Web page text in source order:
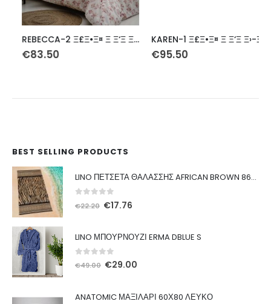
REBECCA-2 Ξ£Ξ•Ξ¤ Ξ Ξ‘Ξ Ξ›-ΞΞ—ΞΞ— Ξ¥Ξ Ξ•Ξ΅Ξ” 230Ξ§240 3Ξ¤Ξ•Ξ (ΞΞΞ¥Ξ¤Ξ™)
83.50
KAREN-1 Ξ£Ξ•Ξ¤ Ξ Ξ‘Ξ Ξ›-ΞΞ—ΞΞ— KING 260X240 3Ξ¤Ξ•Ξ (ΞΞΞ¥Ξ¤Ξ™)
95.50
BEST SELLING PRODUCTS
LINO ΠΕΤΣΕΤΑ ΘΑΛΑΣΣΗΣ AFRICAN BROWN 86X160
out of 5
€22.20 Original
€17.76
LINO ΜΠΟΥΡΝΟΥΖΙ ERMA DBLUE S
out of 5
€49.00 Original
€29.00
ANATOMIC ΜΑΞΙΛΑΡΙ 60Χ80 ΛΕΥΚΟ